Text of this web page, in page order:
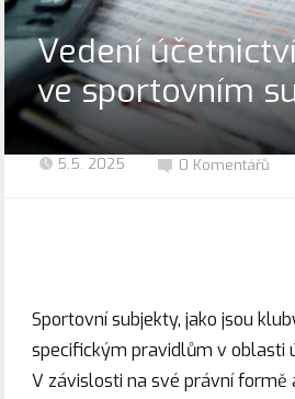
Vedení
ve sportovním
5.5. 2025 0 Komentářů
Sportovní subjekty, jako jsou
specifickým pravidlům v oblasti
V závislosti na své právní formě